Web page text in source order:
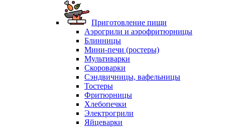
Приготовление пищи
Аэрогрили и аэрофритюрницы
Блинницы
Мини-печи (ростеры)
Мультиварки
Скороварки
Сэндвичницы, вафельницы
Тостеры
Фритюрницы
Хлебопечки
Электрогрили
Яйцеварки